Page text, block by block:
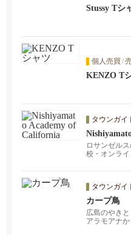
Stussy Tシ
個人売買 /
KENZO T
タウンガイ
ロサンゼル
校・オンラ
タウンガイ
カープ鳥
広島のやき
アラモアナ